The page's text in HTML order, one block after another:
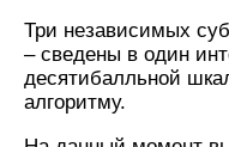
Три независимых
– сведены в один
десятибалльной
алгоритму.